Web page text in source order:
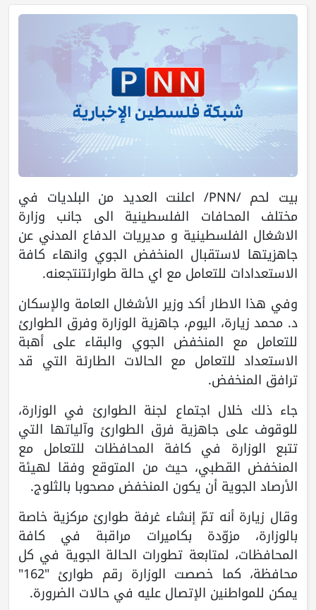
بيت لحم /PNN/ اعلنت العديد من البلديات في
مختلف المحافات الفلسطينية الى جانب وزارة
الاشغال الفلسطينية و مديريات الدفاع المدني عن
جاهزيتها لاستقبال المنخفض الجوي وانهاء كافة
الاستعدادات للتعامل مع اي حالة طوارئتنتجعنه.
وفي هذا الاطار أكد وزير الأشغال العامة والإسكان
د. محمد زيارة، اليوم، جاهزية الوزارة وفرق الطوارئ
للتعامل مع المنخفض الجوي والبقاء على أهبة
الاستعداد للتعامل مع الحالات الطارئة التي قد
ترافق المنخفض.
جاء ذلك خلال اجتماع لجنة الطوارئ في الوزارة،
للوقوف على جاهزية فرق الطوارئ وآلياتها التي
تتبع الوزارة في كافة المحافظات للتعامل مع
المنخفض القطبي، حيث من المتوقع وفقا لهيئة
الأرصاد الجوية أن يكون المنخفض مصحوبا بالثلوج.
وقال زيارة أنه تمّ إنشاء غرفة طوارئ مركزية خاصة
بالوزارة، مزوّدة بكاميرات مراقبة في كافة
المحافظات، لمتابعة تطورات الحالة الجوية في كل
محافظة، كما خصصت الوزارة رقم طوارئ "162"
يمكن للمواطنين الإتصال عليه في حالات الضرورة.